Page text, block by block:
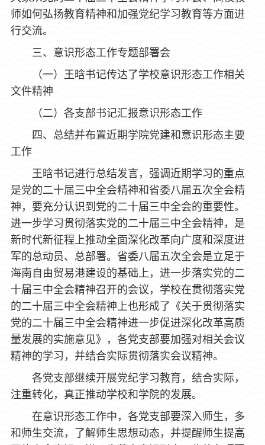
师如何弘扬教育精神和加强党纪学习教育等方面进
行交流。
三、意识形态工作专题部署会
（一）王晗书记传达了学校意识形态工作相关
文件精神
（二）各支部书记汇报意识形态工作
四、总结并布置近期学院党建和意识形态主要
工作
王晗书记进行总结发言，强调近期学习的重点
是党的二十届三中全会精神和省委八届五次全会精
神，要充分认识到党的二十届三中全会的重要性。
进一步学习贯彻落实党的二十届三中全会精神，是
新时代新征程上推动全面深化改革向广度和深度进
军的总动员、总部署。省委八届五次全会是立足于
海南自由贸易港建设的基础上，进一步落实党的二
十届三中全会精神召开的会议，学校在贯彻落实党
的二十届三中全会精神上也形成了《关于贯彻落实
党的二十届三中全会精神进一步促进深化改革高质
量发展的实施意见》，各党支部要加强对相关会议
精神的学习，并结合实际贯彻落实会议精神。
各党支部继续开展党纪学习教育，结合实际，
注重转化，真正推动学校和学院的发展。
在意识形态工作中，各党支部要深入师生，多
和师生交流，了解师生思想动态，并提醒师生提高